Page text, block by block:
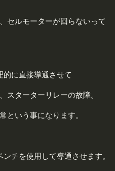
セルモーターが回らないって
的に直接導通させて
スターターリレーの故障。
という事になります。
チを使用して導通させます。